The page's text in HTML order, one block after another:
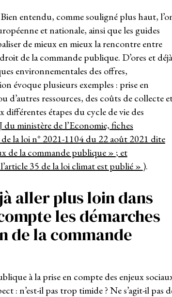
entendu, comme souligné plus haut,
et nationale, ainsi que les guides
de mieux en mieux la rencontre entre
de la commande publique. D’ores et
environnementales des offres,
évoque plusieurs exemples : prise en
d’autres ressources, des coûts de collecte
différentes étapes du cycle de vie des
du ministère de l’Economie, fiches
la loi n° 2021-1104 du 22 août 2021 dite
de la commande publique » ; et
35 de la loi climat est publié » ).
aller plus loin dans
les démarches
de la commande
à la prise en compte des enjeux
: n’est-il pas trop timide ? Ne s’agit-il pas